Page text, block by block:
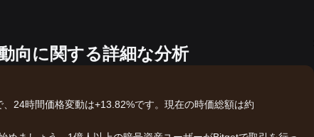
向に関する詳細な分析
24時間価格変動は+13.82%です。現在の時価総額は約